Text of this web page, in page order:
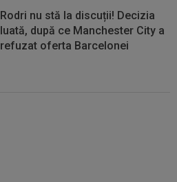
Rodri nu stă la discuții! Decizia
luată, după ce Manchester City a
refuzat oferta Barcelonei